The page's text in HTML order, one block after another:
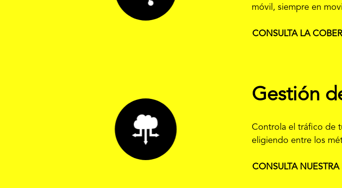
móvil, siempre en
CONSULTA LA
Gestión
Controla el tráfico de
eligiendo entre los
CONSULTA